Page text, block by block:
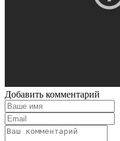
Добавить комментарий